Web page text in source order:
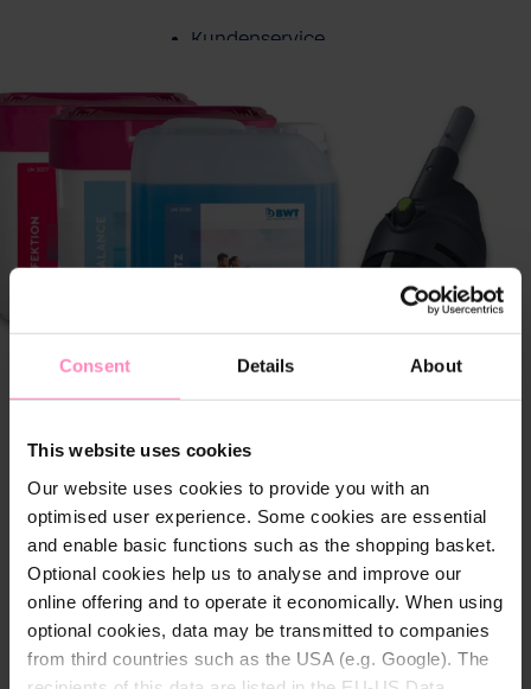
Consent Details About
This website uses cookies
Our website uses cookies to provide you with an
optimised user experience. Some cookies are essential
and enable basic functions such as the shopping basket.
Optional cookies help us to analyse and improve our
online offering and to operate it economically. When using
optional cookies, data may be transmitted to companies
from third countries such as the USA (e.g. Google). The
Kundenservice
Über BWT